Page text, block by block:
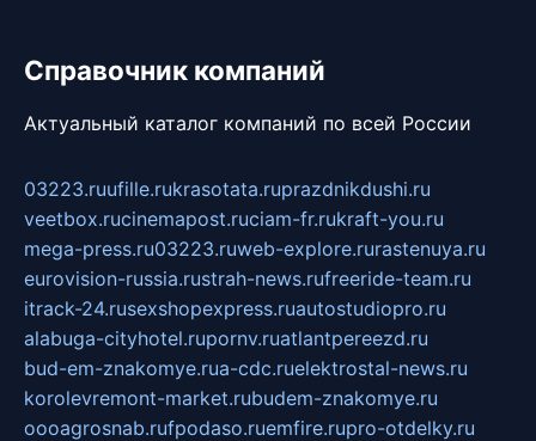
Справочник компаний
Актуальный каталог компаний по всей России
03223.ruufille.rukrasotata.ruprazdnikdushi.ru
veetbox.rucinemapost.ruciam-fr.rukraft-you.ru
mega-press.ru03223.ruweb-explore.rurastenuya.ru
eurovision-russia.rustrah-news.rufreeride-team.ru
itrack-24.rusexshopexpress.ruautostudiopro.ru
alabuga-cityhotel.rupornv.ruatlantpereezd.ru
bud-em-znakomye.rua-cdc.ruelektrostal-news.ru
korolevremont-market.rubudem-znakomye.ru
oooagrosnab.rufpodaso.ruemfire.rupro-otdelky.ru